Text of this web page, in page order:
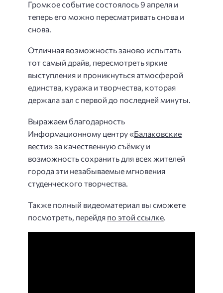
Громкое событие состоялось 9 апреля и
теперь его можно пересматривать снова и
снова.
Отличная возможность заново испытать
тот самый драйв, пересмотреть яркие
выступления и проникнуться атмосферой
единства, куража и творчества, которая
держала зал с первой до последней минуты.
Выражаем благодарность
Информационному центру «Балаковские
вести» за качественную съёмку и
возможность сохранить для всех жителей
города эти незабываемые мгновения
студенческого творчества.
Также полный видеоматериал вы сможете
посмотреть, перейдя по этой ссылке